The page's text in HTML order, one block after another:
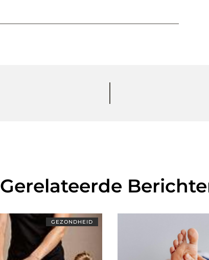
Gerelateerde
GEZONDHEID